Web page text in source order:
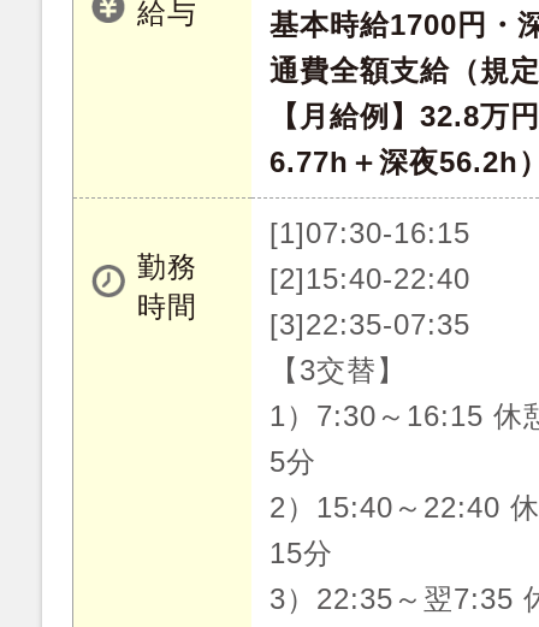
給与
基本時給1700円・
通費全額支給（規
【月給例】32.8万
6.77h＋深夜56.2h
勤務
時間
[1]07:30-16:15
[2]15:40-22:40
[3]22:35-07:35
【3交替】
1）7:30～16:15 休
5分
2）15:40～22:40
15分
3）22:35～翌7:35